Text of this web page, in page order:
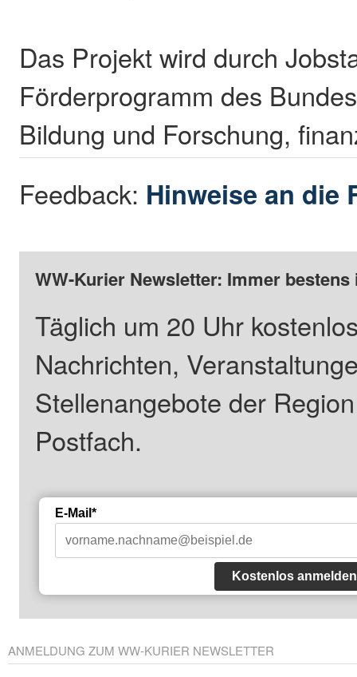
Das Projekt wird durch
Förderprogramm des
Bildung und Forschung,
Feedback: Hinweise an die
WW-Kurier Newsletter: Immer
Täglich um 20 Uhr
Nachrichten,
Stellenangebote der
Postfach.
E-Mail*
Kostenlos anmelden
ANMELDUNG ZUM WW-KURIER NEWSLETTER